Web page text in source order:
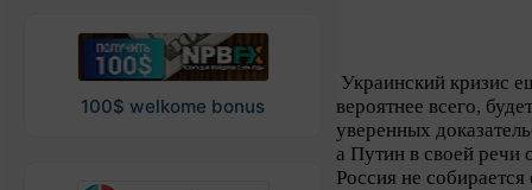
100$ welkome bonus
Украинский кризис
вероятнее всего,
уверенных
а Путин в своей речи
Россия не